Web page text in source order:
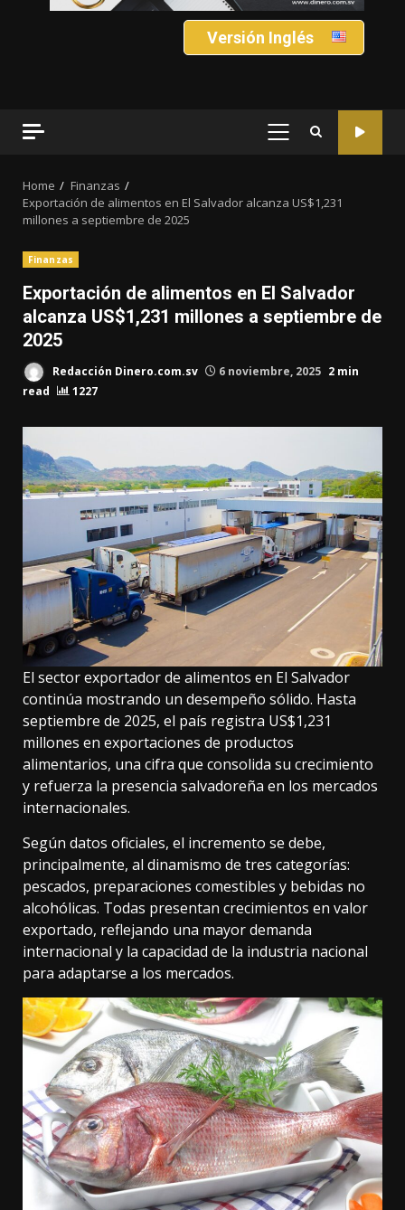
Versión Inglés
PRIMARY
Home
Finanzas
Exportación de alimentos en El Salvador alcanza US$1,231
millones a septiembre de 2025
Finanzas
Exportación de alimentos en El Salvador
alcanza US$1,231 millones a septiembre de
2025
Redacción Dinero.com.sv 6 noviembre, 2025 2 min
read
1227
El sector exportador de alimentos en El Salvador
continúa mostrando un desempeño sólido. Hasta
septiembre de 2025, el país registra US$1,231
millones en exportaciones de productos
alimentarios, una cifra que consolida su crecimiento
y refuerza la presencia salvadoreña en los mercados
internacionales.
Según datos oficiales, el incremento se debe,
principalmente, al dinamismo de tres categorías:
pescados, preparaciones comestibles y bebidas no
alcohólicas. Todas presentan crecimientos en valor
exportado, reflejando una mayor demanda
internacional y la capacidad de la industria nacional
para adaptarse a los mercados.